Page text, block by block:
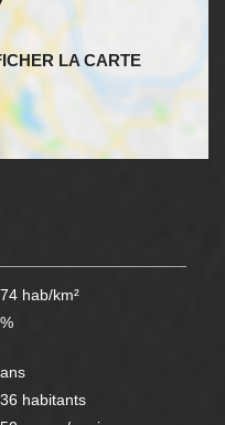
hab/km²
habitants